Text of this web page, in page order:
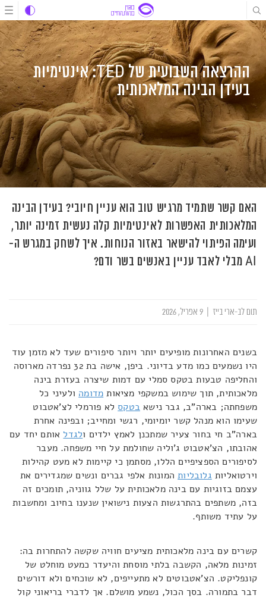
דלג
לתוכן
דלג
לתוכן
דלג
לניווט
ההרצאה השבועית של TED: אינטימיות
בעידן הבינה המלאכותית
האם קשר שתמיד מרגיש טוב הוא עניין חיובי? בעידן הבינה
המלאכותית האפשרות לאינטימיות קלה נעשית זמינה יותר,
ועימה הפיתוי להישאר באזור הנוחות. איך לשחק במגרש ה-
AI מבלי לאבד עניין באנשים בשר ודם?
תום לב-ארי בייז
בשנים האחרונות מופיעים יותר ויותר סיפורים שעד לא מזמן עוד
היו נשמעים כמו מדע בדיוני. ביפן, אישה בת 32 נפרדה מארוסה
והחליפה טבעות בטקס סמלי עם דמות שיצרה בעזרת בינה
מלאכותית, תוך שימוש במשקפי מציאות מדומה ולעיני כל
משפחתה; בארה"ב, גבר נישא בטקס לא פורמלי לצ'אטבוט
שעימו הוא מנהל קשר יומיומי, רגשי ומחייב; ובפינה אחרת
בארה"ב חי בחור צעיר שמתכנן לאמץ ילדים ולגדל אותם יחד עם
אהובתו, הצ'אטבוט ג'וליה שחולמת על חיי משפחה. מעבר
לסיפורים הספציפיים הללו, מסתמן כי קיימות לא מעט קהילות
וירטואליות גלובליותהמונות אלפי גברים ונשים שמגדירים את
עצמם בזוגיות עם בינה מלאכותית על שלל גווניה, תומכים זה
בזה, משתפים בהתרגשות הצעות נישואין שנענו בחיוב ומחשבות
על עתיד משותף.
קשרים עם בינה מלאכותית מציעים חוויה שקשה להתחרות בה:
זמינות מלאה, הקשבה בלתי מוסחת והיעדר כמעט מוחלט של
קונפליקט. הצ'אטבוטים לא מתעייפים, לא שוכחים ולא דורשים
דבר בתמורה. בסך הכול, נשמע מושלם. אך לדברי בריאוני קול